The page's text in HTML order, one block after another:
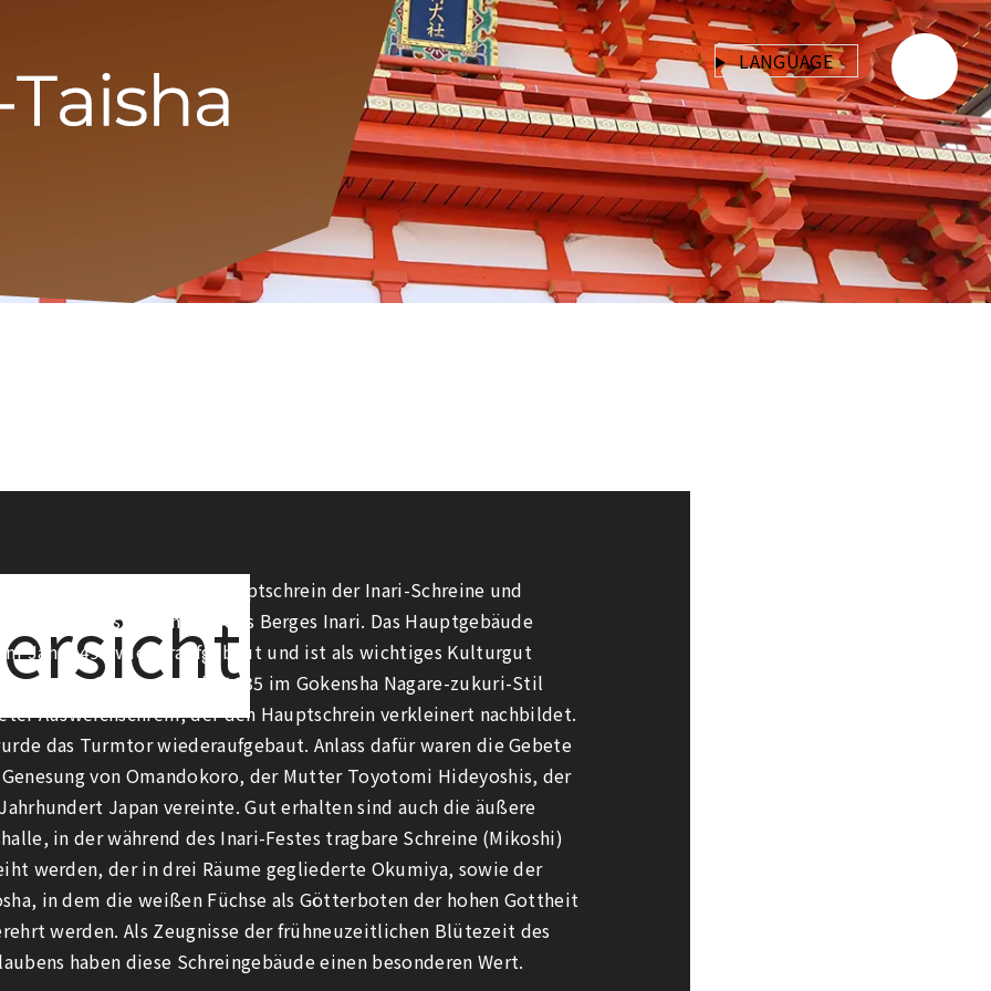
LANGUAGE
Inari-Taisha ist der Hauptschrein der Inari-Schreine und
sich am westlichen Fuß des Berges Inari. Das Hauptgebäude
Jahr 1499 wiederaufgebaut und ist als wichtiges Kulturgut
Der Gonden ist ein 1635 im Gokensha Nagare-zukuri-Stil
Ausweichschrein, der den Hauptschrein verkleinert nachbildet.
das Turmtor wiederaufgebaut. Anlass dafür waren die Gebete
von Omandokoro, der Mutter Toyotomi Hideyoshis, der
Japan vereinte. Gut erhalten sind auch die äußere
in der während des Inari-Festes tragbare Schreine (Mikoshi)
werden, der in drei Räume gegliederte Okumiya, sowie der
in dem die weißen Füchse als Götterboten der hohen Gottheit
werden. Als Zeugnisse der frühneuzeitlichen Blütezeit des
haben diese Schreingebäude einen besonderen Wert.